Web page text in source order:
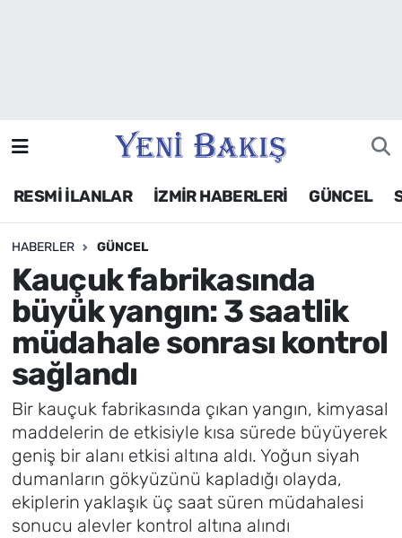
RESMİ İLANLAR İZMİR HABERLERİ GÜNCEL
HABERLER GÜNCEL
Kauçuk fabrikasında
büyük yangın: 3 saatlik
müdahale sonrası kontrol
sağlandı
Bir kauçuk fabrikasında çıkan yangın, kimyasal
maddelerin de etkisiyle kısa sürede büyüyerek
geniş bir alanı etkisi altına aldı. Yoğun siyah
dumanların gökyüzünü kapladığı olayda,
ekiplerin yaklaşık üç saat süren müdahalesi
sonucu alevler kontrol altına alındı
Siyaset
Asayiş / Polis-Adliye
Spor
Magazin
Foto Galeri
Künye
İletişim